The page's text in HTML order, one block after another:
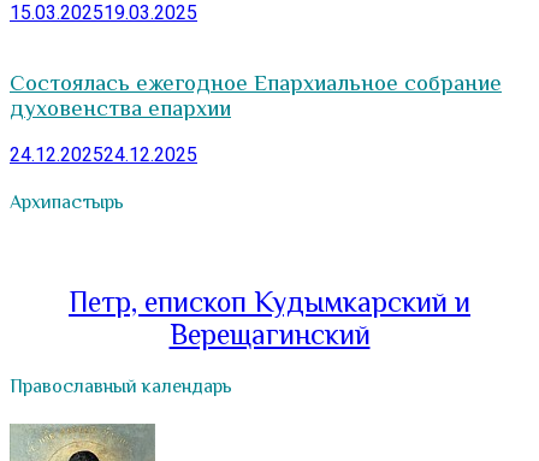
15.03.202519.03.2025
Состоялась ежегодное Епархиальное собрание
духовенства епархии
24.12.202524.12.2025
Архипастырь
Петр, епископ Кудымкарский и
Верещагинский
Православный календарь